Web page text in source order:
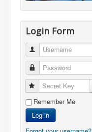
Login Form
Username
Password
Secret Key
Remember Me
Log in